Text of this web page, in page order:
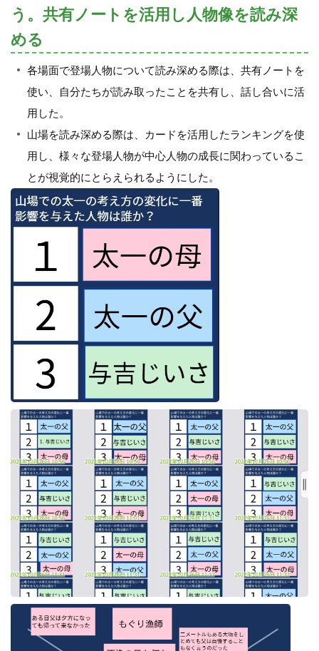
う。共有ノートを活用し人物像を読み深
める
各場面で登場人物について読み深める際は、共有ノートを
使い、自分たちが読み取ったことを共有し、話し合いに活
用した。
山場を読み深める際は、カードを活用したランキングを使
用し、様々な登場人物が中心人物の成長に関わっているこ
とが視覚的にとらえられるようにした。